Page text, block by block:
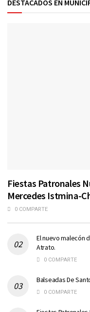
DESTACADOS EN
Fiestas Patronales
Mercedes Istmina-
0 COMPARTE
El nuevo malecón
Atrato.
0 COMPARTE
Balseadas De
0 COMPARTE